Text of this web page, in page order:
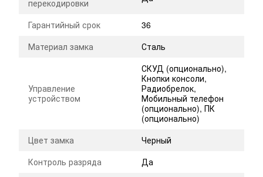
перекодировки
Гарантийный срок
36
Материал замка
Сталь
Управление
устройством
СКУД (опционально),
Кнопки консоли,
Радиобрелок,
Мобильный телефон
(опционально), ПК
(опционально)
Цвет замка
Черный
Контроль разряда
Да